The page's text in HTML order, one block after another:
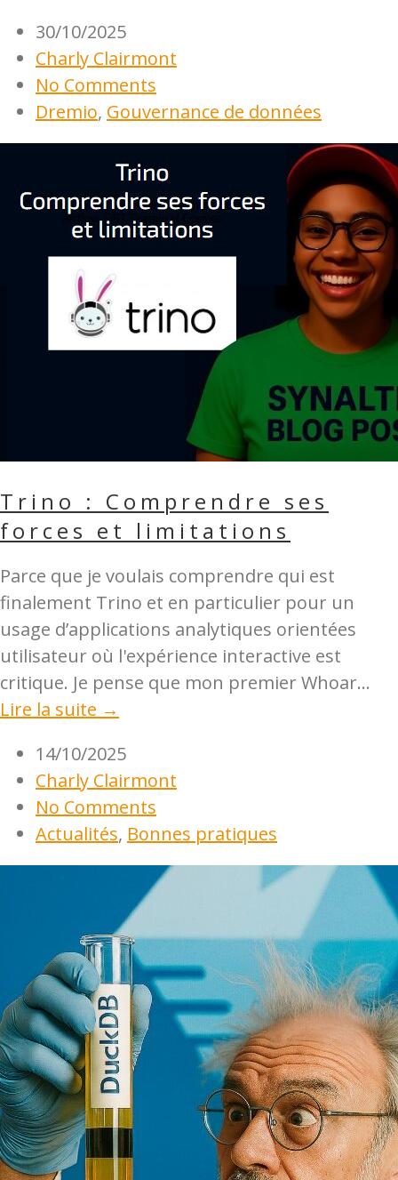
30/10/2025
Charly Clairmont
No Comments
Dremio, Gouvernance de données
Trino : Comprendre ses
forces et limitations
Parce que je voulais comprendre qui est
finalement Trino et en particulier pour un
usage d’applications analytiques orientées
utilisateur où l'expérience interactive est
critique. Je pense que mon premier Whoar...
Lire la suite →
14/10/2025
Charly Clairmont
No Comments
Actualités, Bonnes pratiques